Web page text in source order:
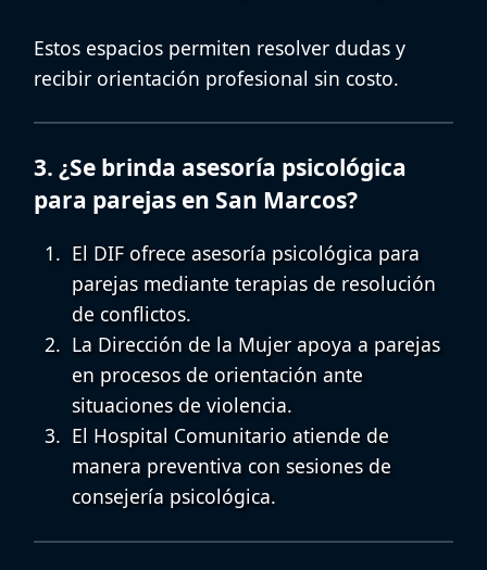
Estos espacios permiten resolver dudas y
recibir orientación profesional sin costo.
3. ¿Se brinda asesoría psicológica
para parejas en San Marcos?
El DIF ofrece asesoría psicológica para
parejas mediante terapias de resolución
de conflictos.
La Dirección de la Mujer apoya a parejas
en procesos de orientación ante
situaciones de violencia.
El Hospital Comunitario atiende de
manera preventiva con sesiones de
consejería psicológica.